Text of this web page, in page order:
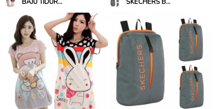
BAJU TIDUR... SKECHERS B...